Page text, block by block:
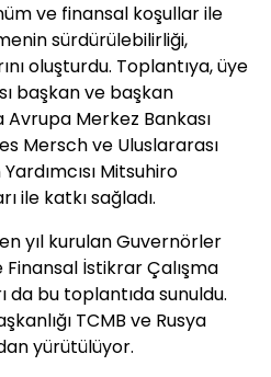
ve finansal koşullar ile
sürdürülebilirliği,
oluşturdu. Toplantıya, üye
başkan ve başkan
Avrupa Merkez Bankası
Mersch ve Uluslararası
Mitsuhiro
ile katkı sağladı.
yıl kurulan Guvernörler
Finansal İstikrar Çalışma
da bu toplantıda sunuldu.
TCMB ve Rusya
yürütülüyor.